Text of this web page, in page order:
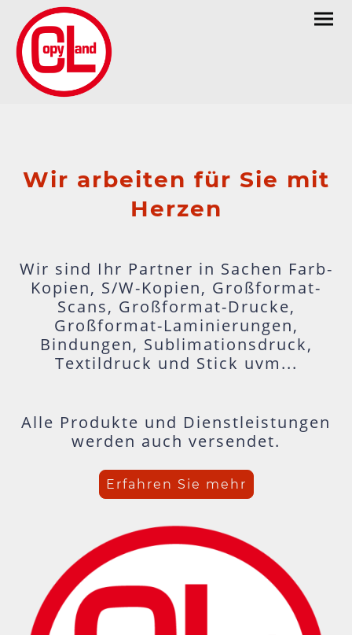
Wir arbeiten für Sie mit
Herzen
Wir sind Ihr Partner in Sachen Farb-
Kopien, S/W-Kopien, Großformat-
Scans, Großformat-Drucke,
Großformat-Laminierungen,
Bindungen, Sublimationsdruck,
Textildruck und Stick uvm...
Alle Produkte und Dienstleistungen
werden auch versendet.
Erfahren Sie mehr